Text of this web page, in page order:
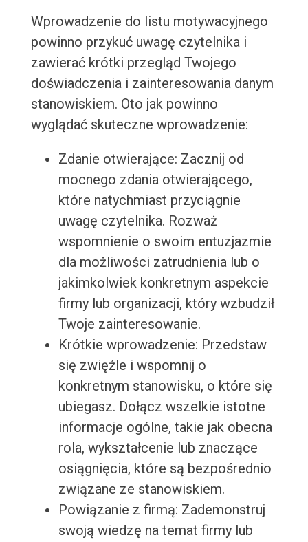
Wprowadzenie do listu motywacyjnego
powinno przykuć uwagę czytelnika i
zawierać krótki przegląd Twojego
doświadczenia i zainteresowania danym
stanowiskiem. Oto jak powinno
wyglądać skuteczne wprowadzenie:
Zdanie otwierające: Zacznij od
mocnego zdania otwierającego,
które natychmiast przyciągnie
uwagę czytelnika. Rozważ
wspomnienie o swoim entuzjazmie
dla możliwości zatrudnienia lub o
jakimkolwiek konkretnym aspekcie
firmy lub organizacji, który wzbudził
Twoje zainteresowanie.
Krótkie wprowadzenie: Przedstaw
się zwięźle i wspomnij o
konkretnym stanowisku, o które się
ubiegasz. Dołącz wszelkie istotne
informacje ogólne, takie jak obecna
rola, wykształcenie lub znaczące
osiągnięcia, które są bezpośrednio
związane ze stanowiskiem.
Powiązanie z firmą: Zademonstruj
swoją wiedzę na temat firmy lub